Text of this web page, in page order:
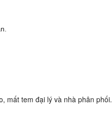
mất tem đại lý và nhà phân phối.